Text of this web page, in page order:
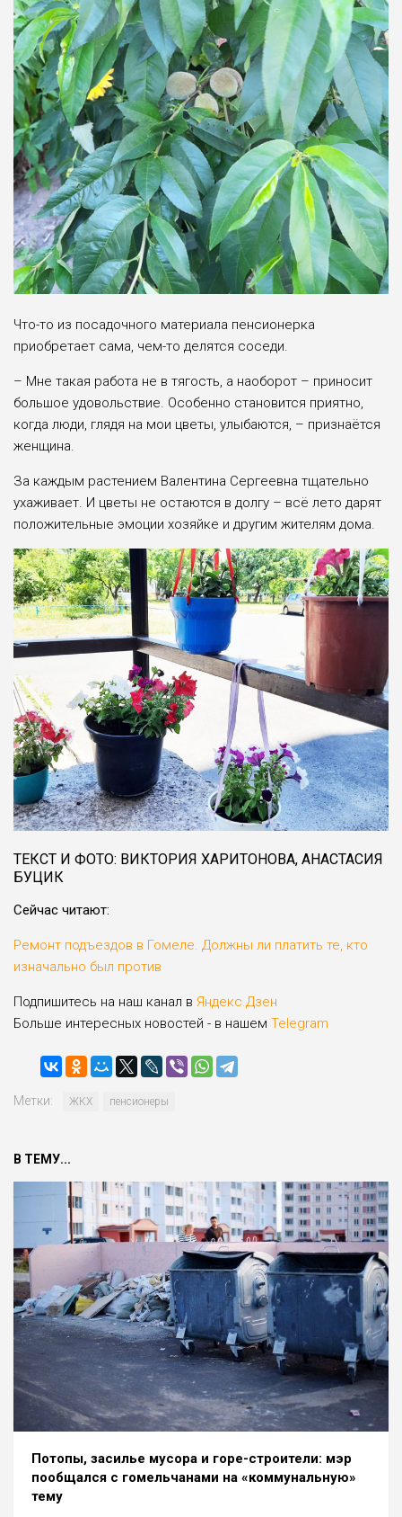
Что-то из посадочного материала пенсионерка
приобретает сама, чем-то делятся соседи.
– Мне такая работа не в тягость, а наоборот – приносит
большое удовольствие. Особенно становится приятно,
когда люди, глядя на мои цветы, улыбаются, – признаётся
женщина.
За каждым растением Валентина Сергеевна тщательно
ухаживает. И цветы не остаются в долгу – всё лето дарят
положительные эмоции хозяйке и другим жителям дома.
ТЕКСТ И ФОТО: ВИКТОРИЯ ХАРИТОНОВА, АНАСТАСИЯ
БУЦИК
Сейчас читают:
Ремонт подъездов в Гомеле. Должны ли платить те, кто
изначально был против
Подпишитесь на наш канал в Яндекс.Дзен
Больше интересных новостей - в нашем Telegram
Метки: ЖКХ пенсионеры
В ТЕМУ...
Потопы, засилье мусора и горе-строители: мэр
пообщался с гомельчанами на «коммунальную»
тему